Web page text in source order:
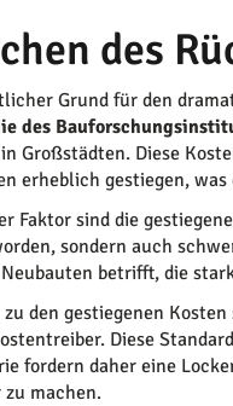
des
Grund für den
des
in Großstädten. Diese
erheblich gestiegen,
Faktor sind die
sondern auch
Neubauten betrifft, die
den gestiegenen
Diese
fordern daher eine
machen.